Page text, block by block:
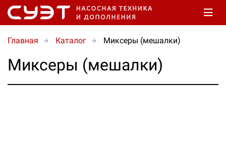
Главная Каталог Миксеры (мешалки)
Миксеры (мешалки)